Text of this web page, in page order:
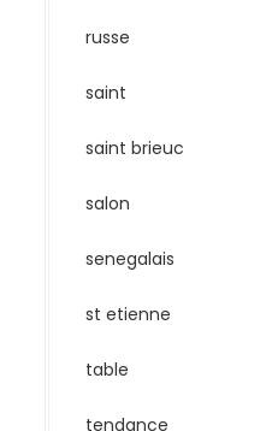
russe
saint
saint brieuc
salon
senegalais
st etienne
table
tendance